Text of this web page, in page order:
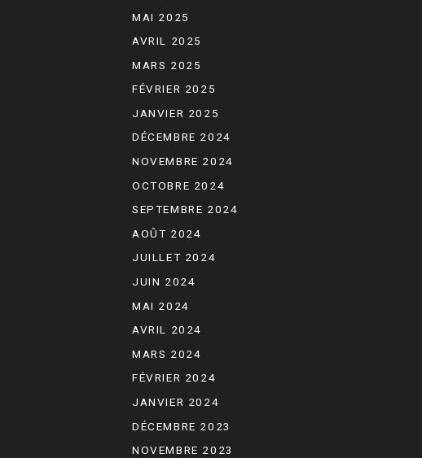
MAI 2025
AVRIL 2025
MARS 2025
FÉVRIER 2025
JANVIER 2025
DÉCEMBRE 2024
NOVEMBRE 2024
OCTOBRE 2024
SEPTEMBRE 2024
AOÛT 2024
JUILLET 2024
JUIN 2024
MAI 2024
AVRIL 2024
MARS 2024
FÉVRIER 2024
JANVIER 2024
DÉCEMBRE 2023
NOVEMBRE 2023